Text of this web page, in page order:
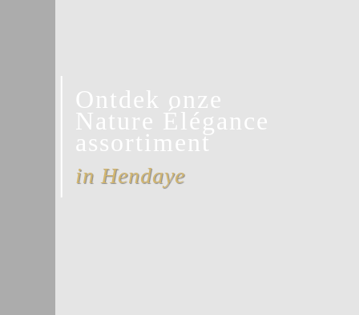
Ontdek onze
Nature Élégance
assortiment
in Hendaye